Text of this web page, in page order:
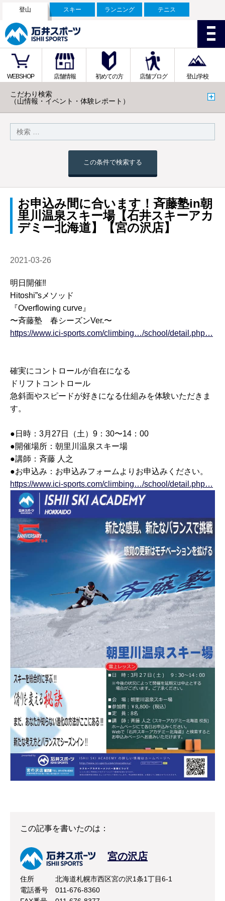
登山 スキー ランニング テニス
WEBSHOP 店舗情報 初めての方 店舗ブログ 登山学校
こだわり検索
（山情報・イベント・体験レポート）
この条件で検索する
お申込み間に合います！斉藤塾in朝
里川温泉スキー場【石井スキーアカ
デミー北海道】【宮の沢店】
2021-03-26
明日開催‼️
Hitoshi”sメソッド
『Overflowing curve』
〜斉藤塾 春シーズンVer.〜
https://www.ici-sports.com/climbing…/school/detail.php…
確実にコントロールが自在になる
ドリフトコントロール
急斜面やスピードが好きになる仕組みを体験いただきま
す。
●日時：3月27日（土）9：30〜14：00
●開催場所：朝里川温泉スキー場
●講師：斉藤 人之
●お申込み：お申込みフォームよりお申込みください。
https://www.ici-sports.com/climbing…/school/detail.php…
この記事を書いたのは：
宮の沢店
住所
北海道札幌市西区宮の沢1条1丁目6-1
電話番号
011-676-8360